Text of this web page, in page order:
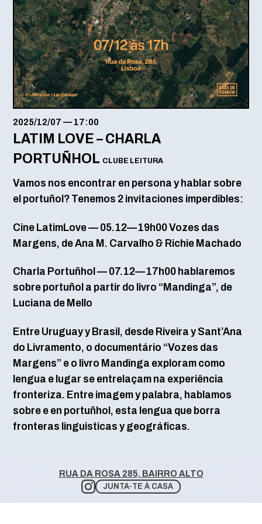
2025/12/07 — 17:00
LATIM LOVE – CHARLA
PORTUÑHOL CLUBE LEITURA
Vamos nos encontrar en persona y hablar sobre
el portuñol? Tenemos 2 invitaciones imperdibles:
Cine LatimLove — 05.12—19h00 Vozes das
Margens, de Ana M. Carvalho & Richie Machado
Charla Portuñhol — 07.12—17h00 hablaremos
sobre portuñol a partir do livro “Mandinga”, de
Luciana de Mello
Entre Uruguay y Brasil, desde Riveira y Sant’Ana
do Livramento, o documentário “Vozes das
Margens” e o livro Mandinga exploram como
lengua e lugar se entrelaçam na experiência
fronteriza. Entre imagem y palabra, hablamos
sobre e en portuñhol, esta lengua que borra
fronteras linguisticas y geográficas.
RUA DA ROSA 285, BAIRRO ALTO
JUNTA-TE À CASA